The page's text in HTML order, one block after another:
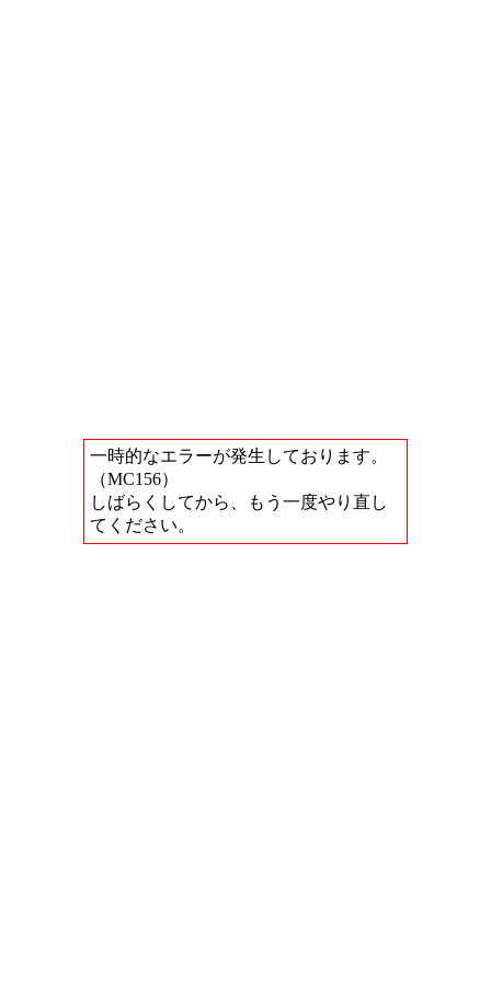
一時的なエラーが発生しております。
（MC156）
しばらくしてから、もう一度やり直し
てください。